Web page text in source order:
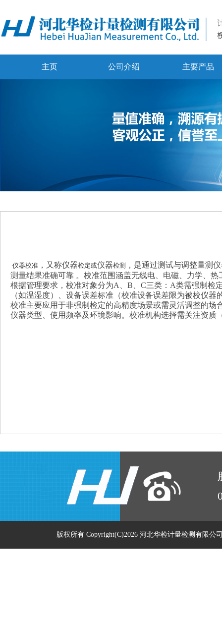
主页 公司介绍 主要产品
仪器校准 ，又称仪器检定或仪器检测
，是通过测试与调整量测
测量结果准确可靠 。校准范围涵盖无线电、电磁、力学、
根据管理要求，校准对象分为A、B、C三类：A类需强制检
（如温湿度）、设备误差标准（校准设备误差限为被校仪器
校准主要应用于非强制检定的高精度场景或需灵活调整的
仪器类型、使用频率及环境影响。校准机构选择需关注资
版权所有 Copyright(C)2026 河北华检计量检测有限